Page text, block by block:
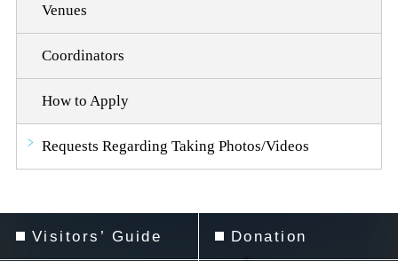
Venues
Coordinators
How to Apply
Requests Regarding Taking Photos/Videos
Visitors’ Guide Donation